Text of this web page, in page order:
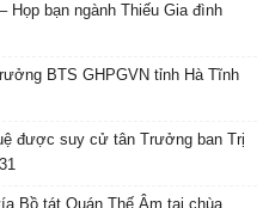
Họp bạn ngành Thiếu Gia đình
BTS GHPGVN tỉnh Hà Tĩnh
được suy cử tân Trưởng ban Trị
Bồ tát Quán Thế Âm tại chùa